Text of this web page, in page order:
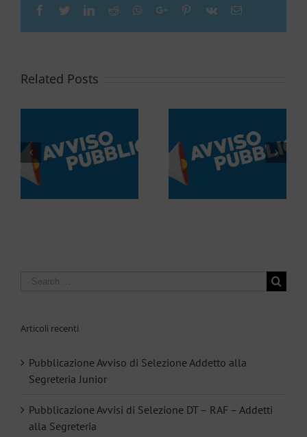
FacebookTwitterLinkedIn
Reddit Whatsapp
Google+Pinterest
Vk Email
Related Posts
Pubblicazione Avvisi di
Selezione DT – RAF –
Search
Articoli recenti
Pubblicazione Avviso di Selezione Addetto alla
Segreteria Junior
Pubblicazione Avvisi di Selezione DT – RAF – Addetti
alla Segreteria